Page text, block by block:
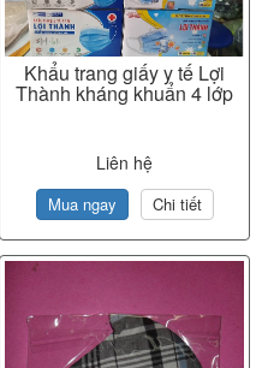
Khẩu trang giấy y tế Lợi
Thành kháng khuẩn 4 lớp
Liên hệ
Mua ngay Chi tiết